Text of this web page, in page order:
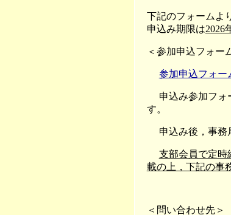
下記のフォームよ
申込み期限は2026
＜参加申込フォー
参加申込フォー
申込み参加フォ
す。
申込み後，事務
支部会員で定時
載の上，下記の事
＜問い合わせ先＞